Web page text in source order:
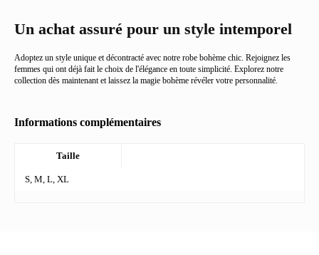
Un achat assuré pour un style intemporel
Adoptez un style unique et décontracté avec notre robe bohème chic. Rejoignez les
femmes qui ont déjà fait le choix de l'élégance en toute simplicité. Explorez notre
collection dès maintenant et laissez la magie bohème révéler votre personnalité.
Informations complémentaires
Taille
S, M, L, XL